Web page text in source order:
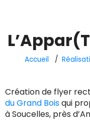
Accueil
Création de flyer
du Grand Boisqui
à Soucelles, près